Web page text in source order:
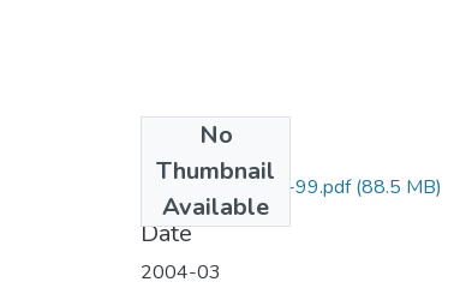
No
Thumbnail
Available
1106-11-118-99.pdf(88.5 MB)
Date
2004-03